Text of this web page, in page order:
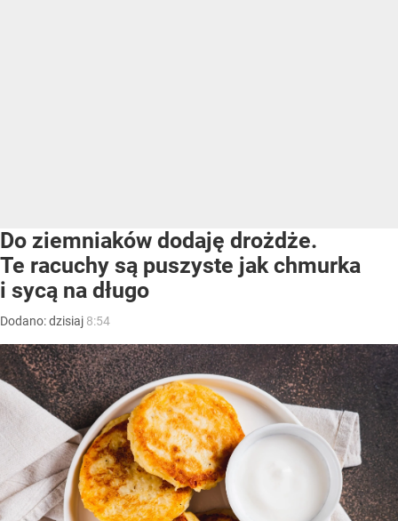
Do ziemniaków dodaję drożdże.
Te racuchy są puszyste jak chmurka
i sycą na długo
Dodano:dzisiaj 8:54